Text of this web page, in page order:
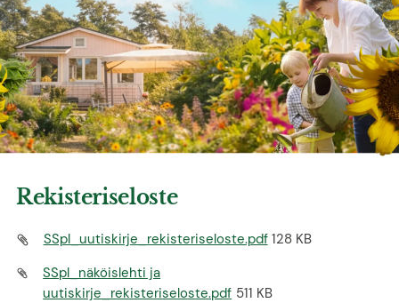
Rekisteriseloste
SSpl_uutiskirje_rekisteriseloste.pdf 128 KB
SSpl_näköislehti ja
uutiskirje_rekisteriseloste.pdf 511 KB